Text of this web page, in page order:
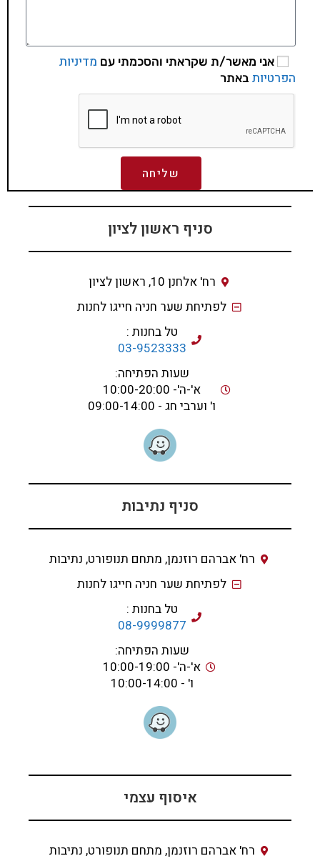
אני מאשר/ת שקראתי והסכמתי עם מדיניות
הפרטיות באתר
שליחה
סניף ראשון לציון
רח' אלחנן 10, ראשון לציון
לפתיחת שער חניה חייגו לחנות
טל בחנות :
03-9523333
שעות הפתיחה:
א'-ה'- 10:00-20:00
ו' וערבי חג - 09:00-14:00
סניף נתיבות
רח' אברהם רוזנמן, מתחם תנופורט, נתיבות
לפתיחת שער חניה חייגו לחנות
טל בחנות :
08-9999877
שעות הפתיחה:
א'-ה'- 10:00-19:00
ו' - 10:00-14:00
איסוף עצמי
רח' אברהם רוזנמן, מתחם תנופורט, נתיבות